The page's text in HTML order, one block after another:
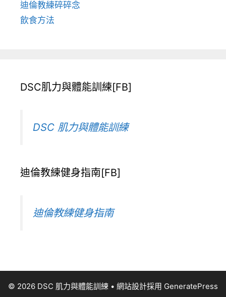
迪倫教練碎碎念
飲食方法
DSC肌力與體能訓練[FB]
DSC 肌力與體能訓練
迪倫教練健身指南[FB]
迪倫教練健身指南
© 2026 DSC 肌力與體能訓練 • 網站設計採用 GeneratePress